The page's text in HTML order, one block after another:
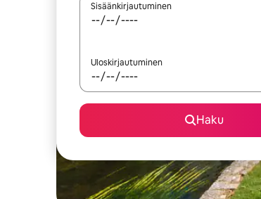
Sisäänkirjautuminen
Uloskirjautuminen
Haku